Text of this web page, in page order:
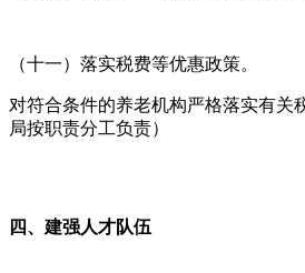
（十一）落实税费等优惠政策。
对符合条件的养老机构严格落实有关
局按职责分工负责）
四、建强人才队伍